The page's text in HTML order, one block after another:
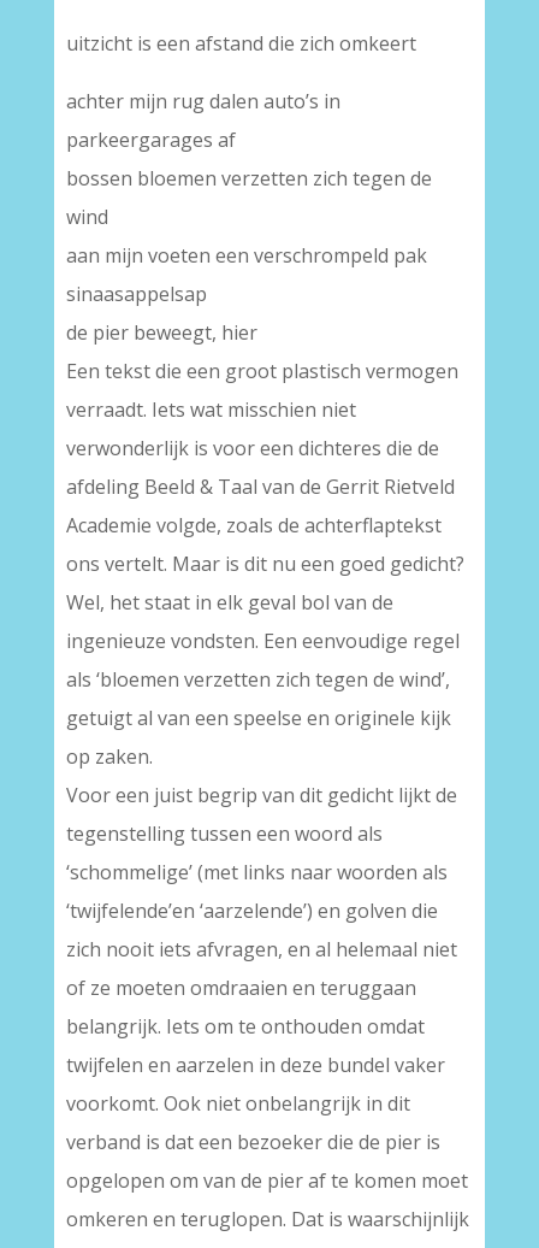
uitzicht is een afstand die zich omkeert
achter mijn rug dalen auto’s in
parkeergarages af
bossen bloemen verzetten zich tegen de
wind
aan mijn voeten een verschrompeld pak
sinaasappelsap
de pier beweegt, hier
Een tekst die een groot plastisch vermogen
verraadt. Iets wat misschien niet
verwonderlijk is voor een dichteres die de
afdeling Beeld & Taal van de Gerrit Rietveld
Academie volgde, zoals de achterflaptekst
ons vertelt. Maar is dit nu een goed gedicht?
Wel, het staat in elk geval bol van de
ingenieuze vondsten. Een eenvoudige regel
als ‘bloemen verzetten zich tegen de wind’,
getuigt al van een speelse en originele kijk
op zaken.
Voor een juist begrip van dit gedicht lijkt de
tegenstelling tussen een woord als
‘schommelige’ (met links naar woorden als
‘twijfelende’en ‘aarzelende’) en golven die
zich nooit iets afvragen, en al helemaal niet
of ze moeten omdraaien en teruggaan
belangrijk. Iets om te onthouden omdat
twijfelen en aarzelen in deze bundel vaker
voorkomt. Ook niet onbelangrijk in dit
verband is dat een bezoeker die de pier is
opgelopen om van de pier af te komen moet
omkeren en teruglopen. Dat is waarschijnlijk